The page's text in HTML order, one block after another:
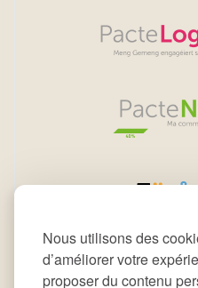
Nous utilisons des
d’améliorer votre
proposer du contenu